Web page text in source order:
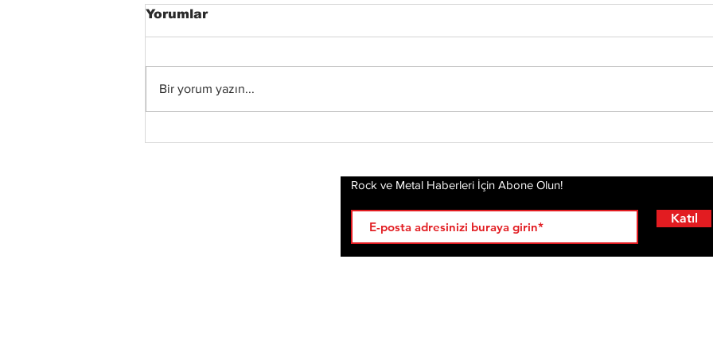
Yorumlar
Bir yorum yazın...
Rock ve Metal Haberleri İçin Abone Olun!
Katıl